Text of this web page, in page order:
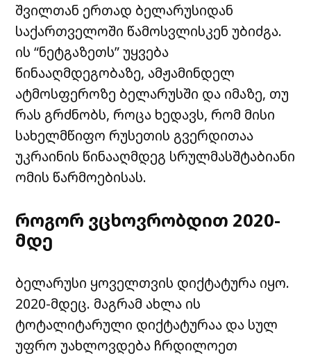
შვილთან ერთად ბელარუსიდან
საქართველოში წამოსვლისკენ უბიძგა.
ის “ნეტგაზეთს” უყვება
წინააღმდეგობაზე, ამჟამინდელ
ატმოსფეროზე ბელარუსში და იმაზე, თუ
რას გრძნობს, როცა ხედავს, რომ მისი
სახელმწიფო რუსეთის გვერდითაა
უკრაინის წინააღმდეგ სრულმასშტაბიანი
ომის წარმოებისას.
როგორ ვცხოვრობდით 2020-
მდე
ბელარუსი ყოველთვის დიქტატურა იყო.
2020-მდეც. მაგრამ ახლა ის
ტოტალიტარული დიქტატურაა და სულ
უფრო უახლოვდება ჩრდილოეთ